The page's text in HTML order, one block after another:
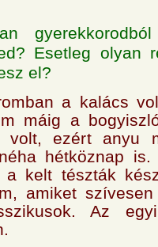
Esetleg olyan
el?
a kalács
máig a
volt, ezért anyu
hétköznap
a kelt tészták
amiket
Az